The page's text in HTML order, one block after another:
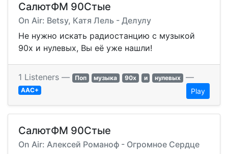
СалютФМ 90Стые
On Air: Betsy, Катя Лель - Делулу
Не нужно искать радиостанцию с музыкой
90х и нулевых, Вы её уже нашли!
1 Listeners — Поп музыка 90х и нулевых —
AAC+ Play
СалютФМ 90Стые
On Air: Алексей Романоф - Огромное Сердце